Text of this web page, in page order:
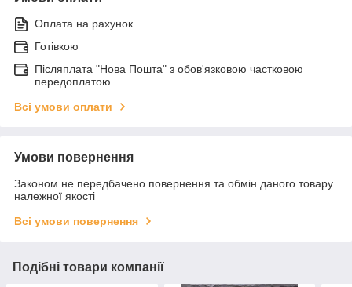
Оплата на рахунок
Готівкою
Післяплата "Нова Пошта" з обов'язковою частковою
передоплатою
Всі умови оплати
Умови повернення
Законом не передбачено повернення та обмін даного товару
належної якості
Всі умови повернення
Подібні товари компанії